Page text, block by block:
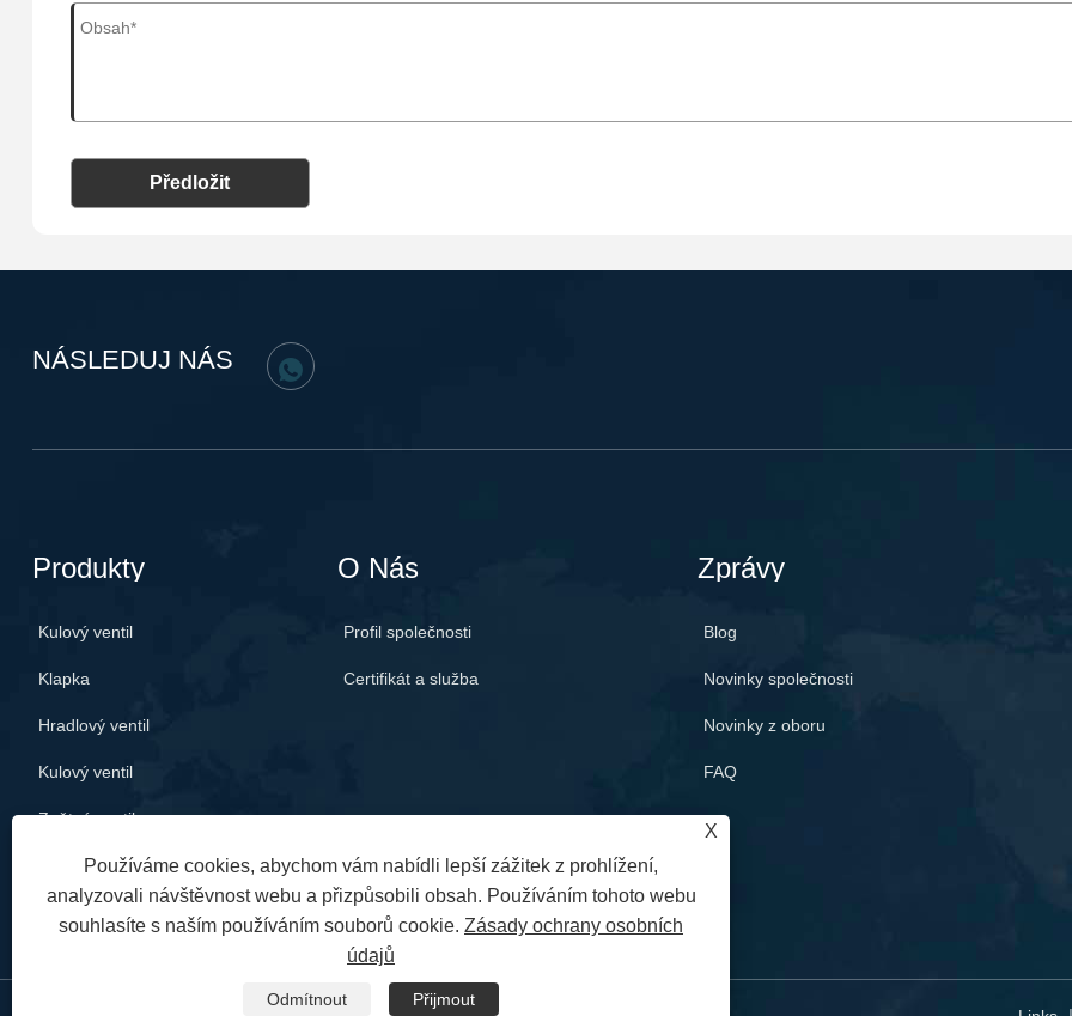
Předložit
NÁSLEDUJ NÁS
Produkty
Kulový ventil
Klapka
Hradlový ventil
Kulový ventil
Zpětný ventil
O Nás
Profil společnosti
Certifikát a služba
Zprávy
Blog
Novinky společnosti
Novinky z oboru
FAQ
X
Používáme cookies, abychom vám nabídli lepší zážitek z prohlížení,
analyzovali návštěvnost webu a přizpůsobili obsah. Používáním tohoto webu
souhlasíte s naším používáním souborů cookie. Zásady ochrany osobních
údajů
Odmítnout Přijmout